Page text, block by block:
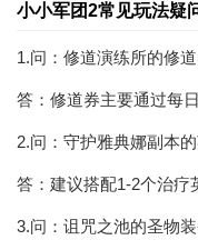
小小军团2常见玩法疑
1.问：修道演练所的修
答：修道券主要通过每
2.问：守护雅典娜副本
答：建议搭配1-2个治疗
3.问：诅咒之池的圣物